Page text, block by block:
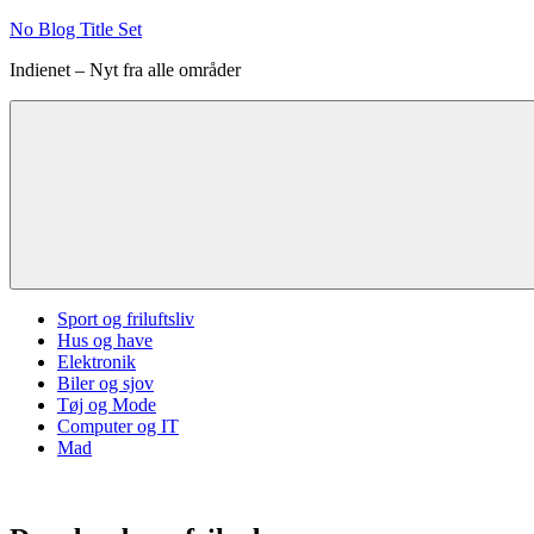
Videre
indhold
No Blog Title Set
Indienet – Nyt fra alle områder
Sport og friluftsliv
Hus og have
Elektronik
Biler og sjov
Tøj og Mode
Computer og IT
Mad